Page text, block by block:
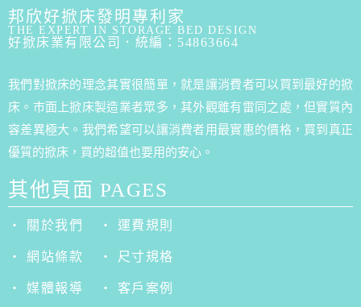
邦欣好掀床發明專利家
THE EXPERT IN STORAGE BED DESIGN
好掀床業有限公司．統編：54863664
我們對掀床的理念其實很簡單，就是讓消費者可以買到最好的掀
床。市面上掀床製造業者眾多，其外觀雖有雷同之處，但實質內
容差異極大。我們希望可以讓消費者用最實惠的價格，買到真正
優質的掀床，買的超值也要用的安心。
其他頁面 PAGES
‧ 關於我們 ‧ 運費規則
‧ 網站條款 ‧ 尺寸規格
‧ 媒體報導 ‧ 客戶案例